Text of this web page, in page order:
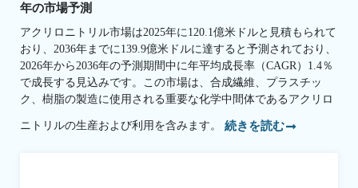
年の市場予測
アクリロニトリル市場は2025年に120.1億米ドルと見積もられて
おり、2036年までに139.9億米ドルに達すると予測されており、
2026年から2036年の予測期間中に年平均成長率（CAGR）1.4％
で成長する見込みです。この市場は、合成繊維、プラスチッ
ク、樹脂の製造に使用される重要な化学中間体であるアクリロ
ニトリルの生産および利用を含みます。 続きを読む